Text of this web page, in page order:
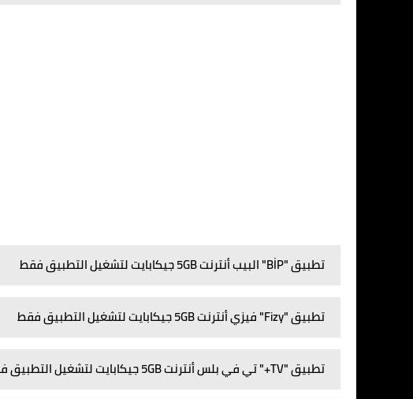
تطبيق "BİP" البيب أنترنت 5GB جيكابايت لتشغيل التطبيق فقط
تطبيق "Fizy" فيزي أنترنت 5GB جيكابايت لتشغيل التطبيق فقط
تطبيق "TV+" تي في بلس أنترنت 5GB جيكابايت لتشغيل التطبيق فقط